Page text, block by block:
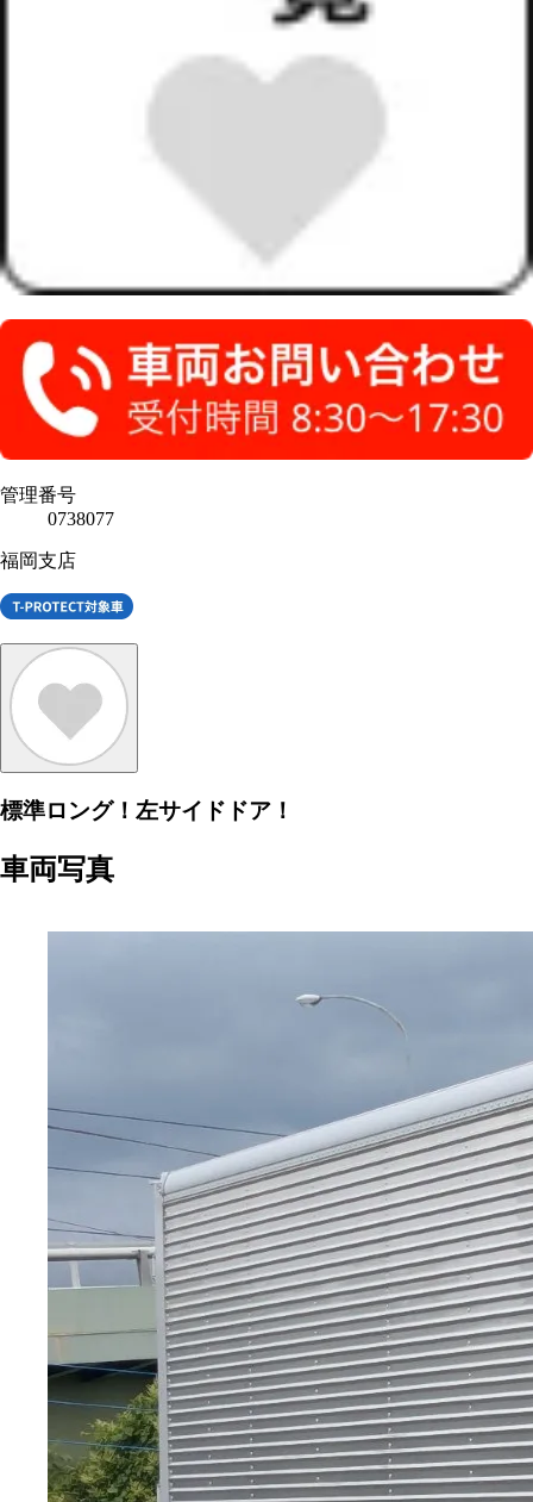
管理番号
0738077
福岡支店
標準ロング！左サイドドア！
車両写真